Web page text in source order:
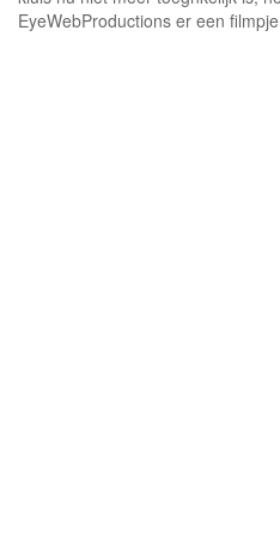
EyeWebProductions er een